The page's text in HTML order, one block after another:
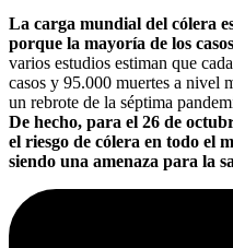
La carga mundial del cólera
porque la mayoría de los
varios estudios estiman que
casos y 95.000 muertes a nivel
un rebrote de la séptima
De hecho, para el 26 de
el riesgo de cólera en todo el
siendo una amenaza para la